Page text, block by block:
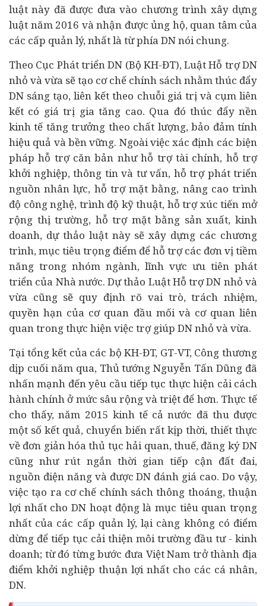
luật này đã được đưa vào chương trình xây dựng
luật năm 2016 và nhận được ủng hộ, quan tâm của
các cấp quản lý, nhất là từ phía DN nói chung.
Theo Cục Phát triển DN (Bộ KH-ĐT), Luật Hỗ trợ DN
nhỏ và vừa sẽ tạo cơ chế chính sách nhằm thúc đẩy
DN sáng tạo, liên kết theo chuỗi giá trị và cụm liên
kết có giá trị gia tăng cao. Qua đó thúc đẩy nền
kinh tế tăng trưởng theo chất lượng, bảo đảm tính
hiệu quả và bền vững. Ngoài việc xác định các biện
pháp hỗ trợ căn bản như hỗ trợ tài chính, hỗ trợ
khởi nghiệp, thông tin và tư vấn, hỗ trợ phát triển
nguồn nhân lực, hỗ trợ mặt bằng, nâng cao trình
độ công nghệ, trình độ kỹ thuật, hỗ trợ xúc tiến mở
rộng thị trường, hỗ trợ mặt bằng sản xuất, kinh
doanh, dự thảo luật này sẽ xây dựng các chương
trình, mục tiêu trọng điểm để hỗ trợ các đơn vị tiềm
năng trong nhóm ngành, lĩnh vực ưu tiên phát
triển của Nhà nước. Dự thảo Luật Hỗ trợ DN nhỏ và
vừa cũng sẽ quy định rõ vai trò, trách nhiệm,
quyền hạn của cơ quan đầu mối và cơ quan liên
quan trong thực hiện việc trợ giúp DN nhỏ và vừa.
Tại tổng kết của các bộ KH-ĐT, GT-VT, Công thương
dịp cuối năm qua, Thủ tướng Nguyễn Tấn Dũng đã
nhấn mạnh đến yêu cầu tiếp tục thực hiện cải cách
hành chính ở mức sâu rộng và triệt để hơn. Thực tế
cho thấy, năm 2015 kinh tế cả nước đã thu được
một số kết quả, chuyển biến rất kịp thời, thiết thực
về đơn giản hóa thủ tục hải quan, thuế, đăng ký DN
cũng như rút ngắn thời gian tiếp cận đất đai,
nguồn điện năng và được DN đánh giá cao. Do vậy,
việc tạo ra cơ chế chính sách thông thoáng, thuận
lợi nhất cho DN hoạt động là mục tiêu quan trọng
nhất của các cấp quản lý, lại càng không có điểm
dừng để tiếp tục cải thiện môi trường đầu tư - kinh
doanh; từ đó từng bước đưa Việt Nam trở thành địa
điểm khởi nghiệp thuận lợi nhất cho các cá nhân,
DN.